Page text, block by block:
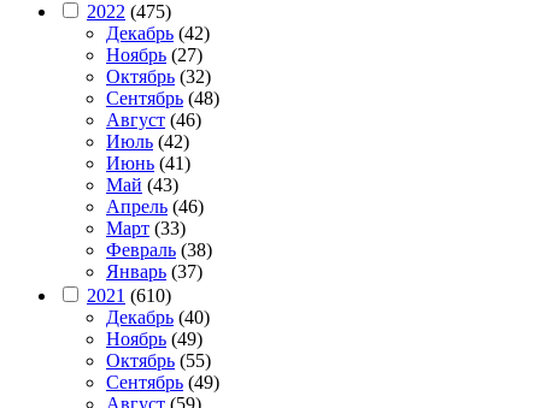
2022 (475)
Декабрь (42)
Ноябрь (27)
Октябрь (32)
Сентябрь (48)
Август (46)
Июль (42)
Июнь (41)
Май (43)
Апрель (46)
Март (33)
Февраль (38)
Январь (37)
2021 (610)
Декабрь (40)
Ноябрь (49)
Октябрь (55)
Сентябрь (49)